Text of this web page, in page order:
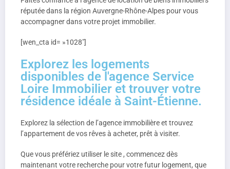
réputée dans la région Auvergne-Rhône-Alpes pour vous
accompagner dans votre projet immobilier.
[wen_cta id= »1028″]
Explorez les logements
disponibles de l'agence Service
Loire Immobilier et trouver votre
résidence idéale à Saint-Étienne.
Explorez la sélection de l’agence immobilière et trouvez
l’appartement de vos rêves à acheter, prêt à visiter.
Que vous préfériez utiliser le site , commencez dès
maintenant votre recherche pour votre futur logement, que